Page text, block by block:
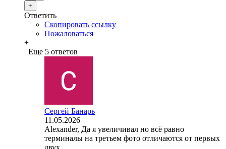
+
Ответить
Скопировать ссылку
Пожаловаться
+
Еще 5 ответов
Сергей Банарь
11.05.2026
Alexander, Да я увеличивал но всё равно
терминалы на третьем фото отличаются от первых